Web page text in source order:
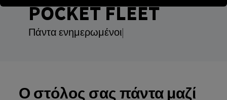
POCKET FLEET
Σύγχρονο χαρτογραφικό υ
Ο στόλος σας πάντα μαζί